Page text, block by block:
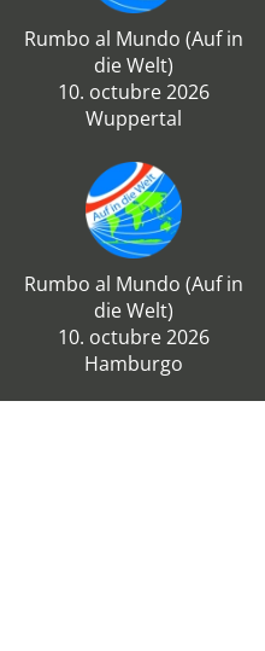
Rumbo al Mundo (Auf in
die Welt)
10. octubre 2026
Wuppertal
Rumbo al Mundo (Auf in
die Welt)
10. octubre 2026
Hamburgo